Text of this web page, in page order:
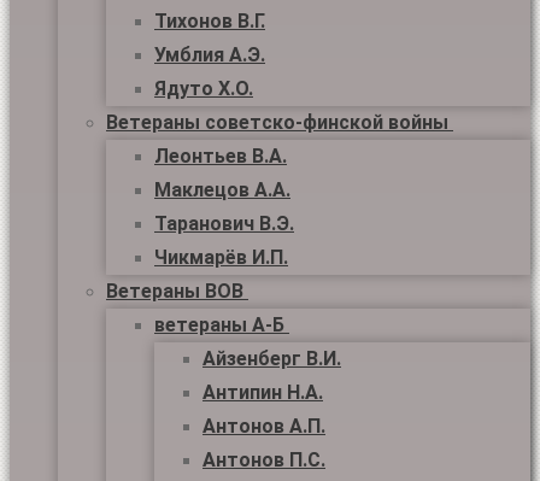
Тихонов В.Г.
Умблия А.Э.
Ядуто Х.О.
Ветераны советско-финской войны
Леонтьев В.А.
Маклецов А.А.
Таранович В.Э.
Чикмарёв И.П.
Ветераны ВОВ
ветераны А-Б
Айзенберг В.И.
Антипин Н.А.
Антонов А.П.
Антонов П.С.